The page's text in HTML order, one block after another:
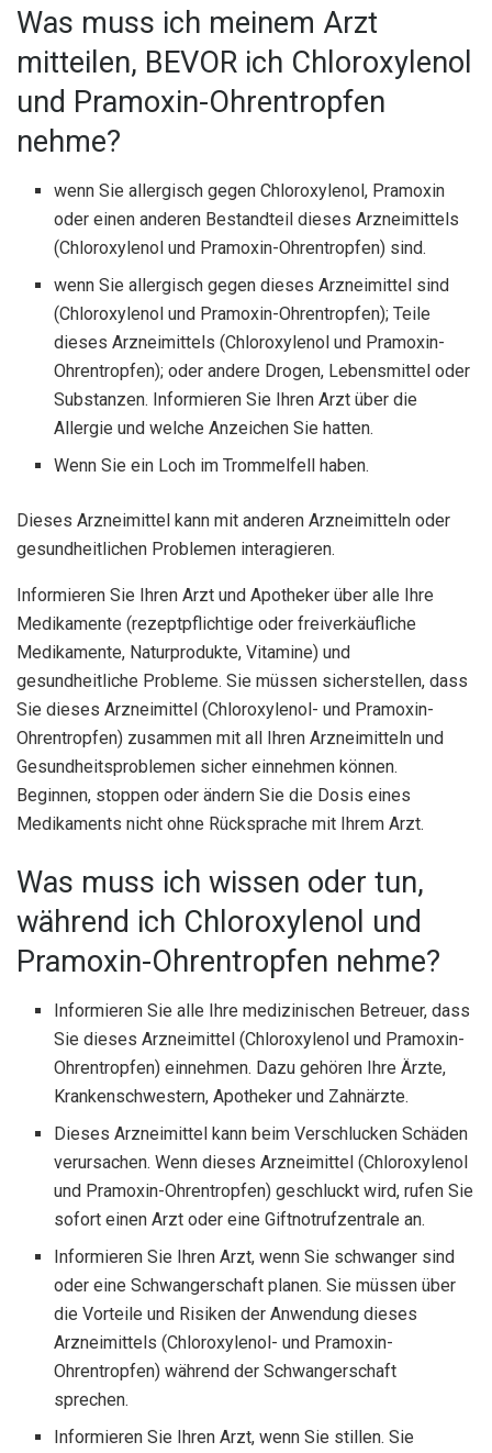
Was muss ich meinem Arzt
mitteilen, BEVOR ich Chloroxylenol
und Pramoxin-Ohrentropfen
nehme?
wenn Sie allergisch gegen Chloroxylenol, Pramoxin
oder einen anderen Bestandteil dieses Arzneimittels
(Chloroxylenol und Pramoxin-Ohrentropfen) sind.
wenn Sie allergisch gegen dieses Arzneimittel sind
(Chloroxylenol und Pramoxin-Ohrentropfen); Teile
dieses Arzneimittels (Chloroxylenol und Pramoxin-
Ohrentropfen); oder andere Drogen, Lebensmittel oder
Substanzen. Informieren Sie Ihren Arzt über die
Allergie und welche Anzeichen Sie hatten.
Wenn Sie ein Loch im Trommelfell haben.
Dieses Arzneimittel kann mit anderen Arzneimitteln oder
gesundheitlichen Problemen interagieren.
Informieren Sie Ihren Arzt und Apotheker über alle Ihre
Medikamente (rezeptpflichtige oder freiverkäufliche
Medikamente, Naturprodukte, Vitamine) und
gesundheitliche Probleme. Sie müssen sicherstellen, dass
Sie dieses Arzneimittel (Chloroxylenol- und Pramoxin-
Ohrentropfen) zusammen mit all Ihren Arzneimitteln und
Gesundheitsproblemen sicher einnehmen können.
Beginnen, stoppen oder ändern Sie die Dosis eines
Medikaments nicht ohne Rücksprache mit Ihrem Arzt.
Was muss ich wissen oder tun,
während ich Chloroxylenol und
Pramoxin-Ohrentropfen nehme?
Informieren Sie alle Ihre medizinischen Betreuer, dass
Sie dieses Arzneimittel (Chloroxylenol und Pramoxin-
Ohrentropfen) einnehmen. Dazu gehören Ihre Ärzte,
Krankenschwestern, Apotheker und Zahnärzte.
Dieses Arzneimittel kann beim Verschlucken Schäden
verursachen. Wenn dieses Arzneimittel (Chloroxylenol
und Pramoxin-Ohrentropfen) geschluckt wird, rufen Sie
sofort einen Arzt oder eine Giftnotrufzentrale an.
Informieren Sie Ihren Arzt, wenn Sie schwanger sind
oder eine Schwangerschaft planen. Sie müssen über
die Vorteile und Risiken der Anwendung dieses
Arzneimittels (Chloroxylenol- und Pramoxin-
Ohrentropfen) während der Schwangerschaft
sprechen.
Informieren Sie Ihren Arzt, wenn Sie stillen. Sie